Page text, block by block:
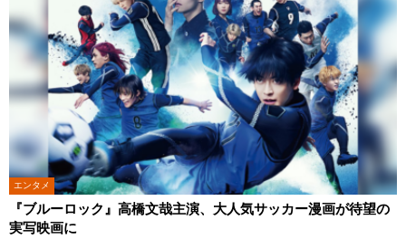
エンタメ
『ブルーロック』高橋文哉主演、大人気サッカー漫画が待望の
実写映画に